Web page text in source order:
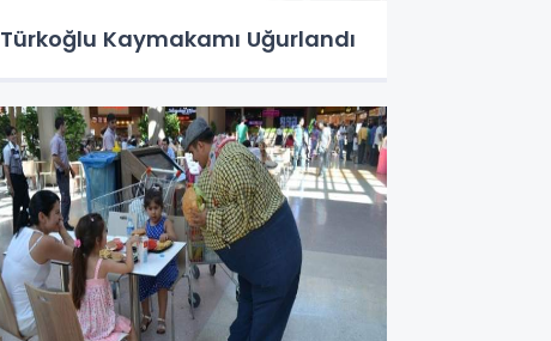
Türkoğlu Kaymakamı Uğurlandı